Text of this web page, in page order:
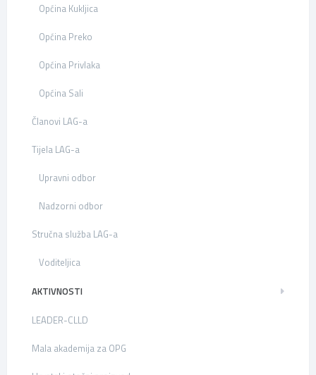
Općina Kukljica
Općina Preko
Općina Privlaka
Općina Sali
Članovi LAG-a
Tijela LAG-a
Upravni odbor
Nadzorni odbor
Stručna služba LAG-a
Voditeljica
AKTIVNOSTI
LEADER-CLLD
Mala akademija za OPG